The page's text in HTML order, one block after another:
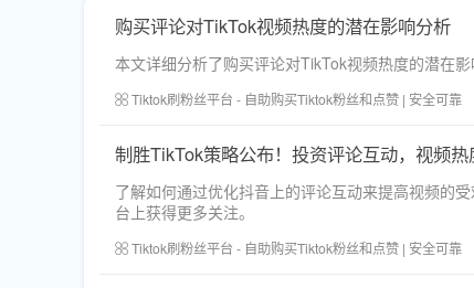
购买评论对TikTok视频热度的潜在影响分析
本文详细分析了购买评论对TikTok视频热度的潜在
Tiktok刷粉丝平台 - 自助购买Tiktok粉丝和点赞 | 安全可靠
制胜TikTok策略公布！投资评论互动，视频
了解如何通过优化抖音上的评论互动来提高视频的
台上获得更多关注。
Tiktok刷粉丝平台 - 自助购买Tiktok粉丝和点赞 | 安全可靠